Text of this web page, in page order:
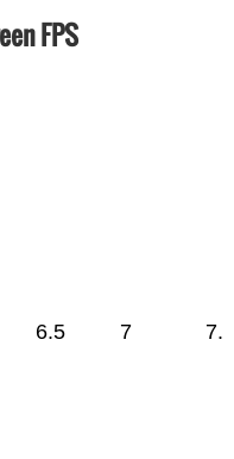
FPS
6.5 7 7.5